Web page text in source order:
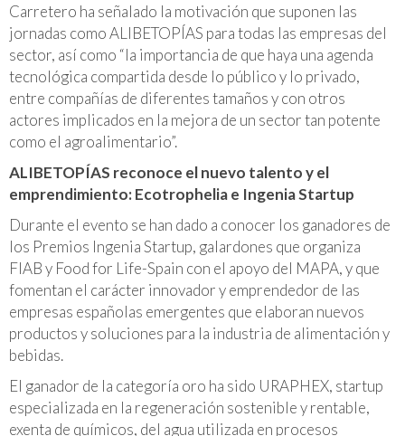
Carretero ha señalado la motivación que suponen las
jornadas como ALIBETOPÍAS para todas las empresas del
sector, así como “la importancia de que haya una agenda
tecnológica compartida desde lo público y lo privado,
entre compañías de diferentes tamaños y con otros
actores implicados en la mejora de un sector tan potente
como el agroalimentario”.
ALIBETOPÍAS reconoce el nuevo talento y el
emprendimiento: Ecotrophelia e Ingenia Startup
Durante el evento se han dado a conocer los ganadores de
los Premios Ingenia Startup, galardones que organiza
FIAB y Food for Life-Spain con el apoyo del MAPA, y que
fomentan el carácter innovador y emprendedor de las
empresas españolas emergentes que elaboran nuevos
productos y soluciones para la industria de alimentación y
bebidas.
El ganador de la categoría oro ha sido URAPHEX, startup
especializada en la regeneración sostenible y rentable,
exenta de químicos, del agua utilizada en procesos